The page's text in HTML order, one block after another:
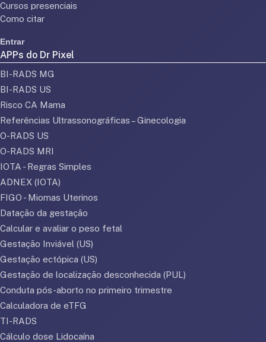
Cursos presenciais
Como citar
Entrar
APPs do Dr Pixel
BI-RADS MG
BI-RADS US
Risco CA Mama
Referências Ultrassonográficas – Ginecologia
O-RADS US
O-RADS MRI
IOTA - Regras Simples
ADNEX (IOTA)
FIGO - Miomas Uterinos
Datação da gestação
Calcular e avaliar o peso fetal
Gestação Inviável (US)
Gestação ectópica (US)
Gestação de localização desconhecida (PUL)
Conduta pós-aborto no primeiro trimestre
Calculadora de eTFG
TI-RADS
Cálculo dose Lidocaína